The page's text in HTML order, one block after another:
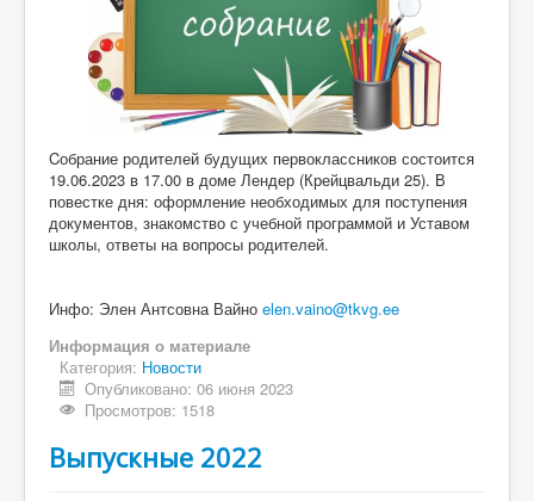
Cобрание родителей будущих первоклассников состоится
19.06.2023 в 17.00 в доме Лендер (Крейцвальди 25). В
повестке дня: оформление необходимых для поступения
документов, знакомство с учебной программой и Уставом
школы, ответы на вопросы родителей.
Инфо: Элен Антсовна Вайно elen.vaino@tkvg.ee
Информация о материале
Категория: Новости
Опубликовано: 06 июня 2023
Просмотров: 1518
Выпускные 2022